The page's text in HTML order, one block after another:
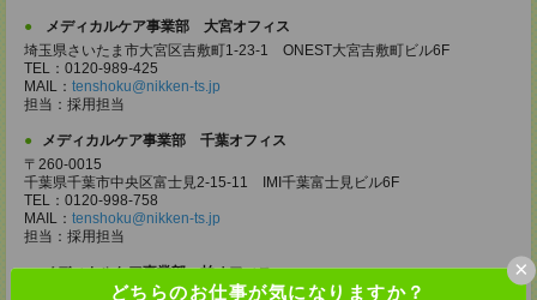
どちらのお仕事が気になりますか？
×
メディカルケア事業部 大宮オフィス
埼玉県さいたま市大宮区吉敷町1-23-1 ONEST大宮吉敷町ビル6F
TEL：0120-989-425
MAIL： tenshoku@nikken-ts.jp
担当：採用担当
メディカルケア事業部 千葉オフィス
〒260-0015
千葉県千葉市中央区富士見2-15-11 IMI千葉富士見ビル6F
TEL：0120-998-758
MAIL： tenshoku@nikken-ts.jp
担当：採用担当
メディカルケア事業部 柏オフィス
千葉県柏市末広町5-19 第12関口ビル7F 705号室